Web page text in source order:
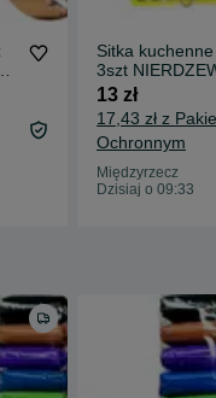
Sitka
3szt
super jakość
13 zł
17,43 zł z
Ochronnym
Międzyrzecz
Dzisiaj o 09:33